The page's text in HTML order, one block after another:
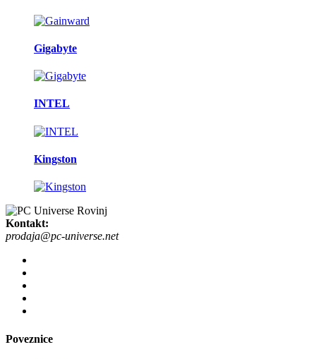
Gigabyte
INTEL
Kingston
Kontakt:
prodaja@pc-universe.net
Poveznice